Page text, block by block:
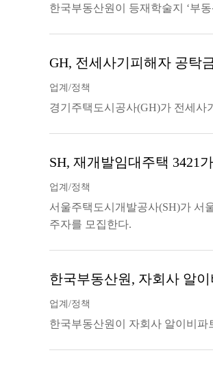
한국부동산원이 등재학술지 ‘부
GH, 전세사기피해자 공탁
업계/정책
경기주택도시공사(GH)가 전세사
SH, 재개발임대주택 3421
업계/정책
서울주택도시개발공사(SH)가 서
주자를 모집한다.
한국부동산원, 자회사 알
업계/정책
한국부동산원이 자회사 알이비파